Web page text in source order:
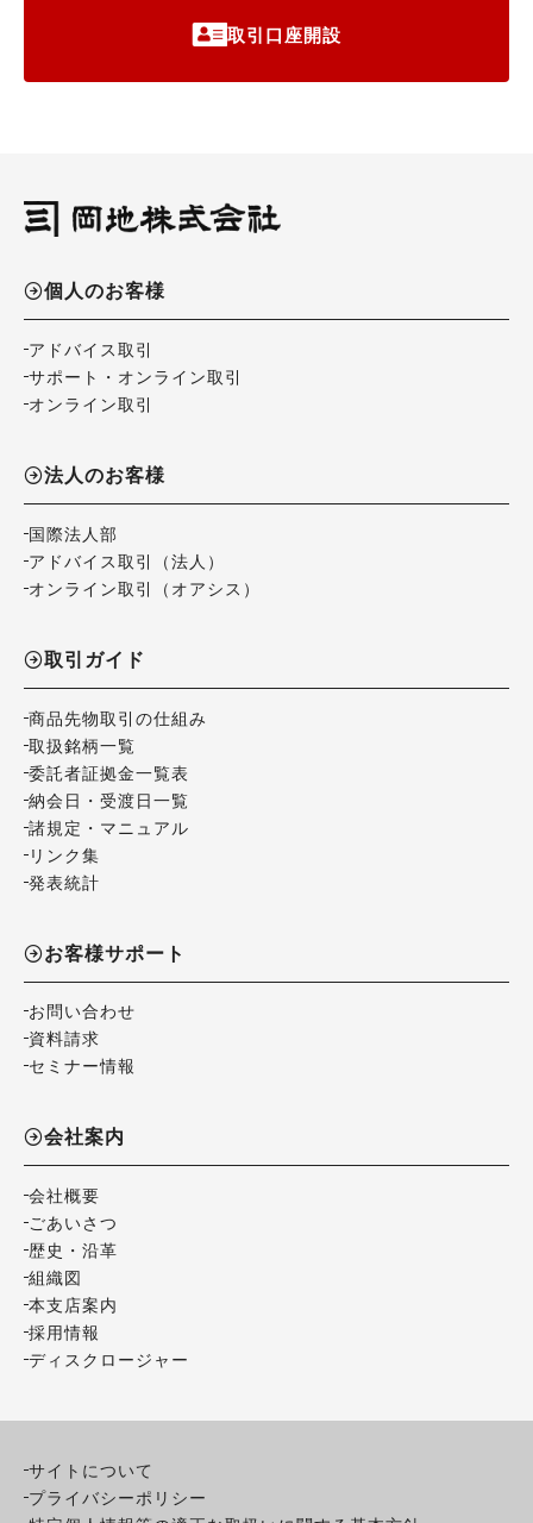
取引口座開設
個人のお客様
アドバイス取引
サポート・オンライン取引
オンライン取引
法人のお客様
国際法人部
アドバイス取引（法人）
オンライン取引（オアシス）
取引ガイド
商品先物取引の仕組み
取扱銘柄一覧
委託者証拠金一覧表
納会日・受渡日一覧
諸規定・マニュアル
リンク集
発表統計
お客様サポート
お問い合わせ
資料請求
セミナー情報
会社案内
会社概要
ごあいさつ
歴史・沿革
組織図
本支店案内
採用情報
ディスクロージャー
サイトについて
プライバシーポリシー